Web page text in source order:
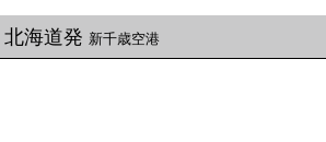
北海道発 新千歳空港